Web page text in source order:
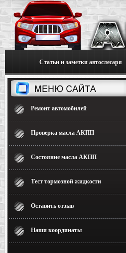
Статьи и заметки автослесаря
Ремонт автомобилей
Проверка масла АКПП
Состояние масла АКПП
Тест тормозной жидкости
Оставить отзыв
Наши координаты